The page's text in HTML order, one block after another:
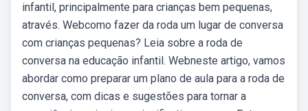
infantil, principalmente para crianças bem pequenas,
através. Webcomo fazer da roda um lugar de conversa
com crianças pequenas? Leia sobre a roda de
conversa na educação infantil. Webneste artigo, vamos
abordar como preparar um plano de aula para a roda de
conversa, com dicas e sugestões para tornar a